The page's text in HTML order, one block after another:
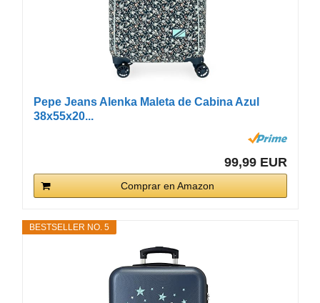
Pepe Jeans Alenka Maleta de Cabina Azul
38x55x20...
99,99 EUR
Comprar en Amazon
BESTSELLER NO. 5